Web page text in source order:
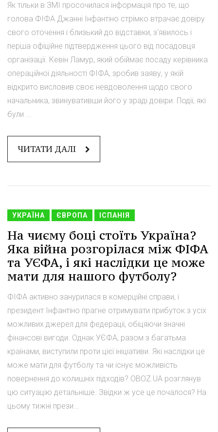
Як тільки в ЗМІ просочилася інформація про те, що
голова ФІФА Джанні Інфантіно стрімко втрачає довіру
свого оточення і близький до відставки, з'явилось і
перша офіційне підтвердження цього від посадовця
організації. Кевін Ламур, який обіймає посаду керівника
операційної діяльності ФІФА, зробив заяву, у якій
відкрито висловив своє невдоволення щодо свого
начальника, звинувативши його у зраді довіри. Події, які
були ...
ЧИТАТИ ДАЛІ
УКРАЇНА ЄВРОПА ІСПАНІЯ
На чиєму боці стоїть Україна?
Яка війна розгорілася між ФІФА
та УЄФА, і які наслідки це може
мати для нашого футболу?
ФІФА активно занурилася в комерційні справи, і
президент Інфантіно прагне отримувати прибуток з усіх
можливих джерел для федерації, обіцяючи значні
фінансові вигоди. Однак УЄФА, разом з багатьма
країнами, виступили проти цієї ініціативи. Які наслідки це
може мати для футболу та чи існує можливість
повернення до колишніх підходів? OBOZ.UA розглянув
цю ситуацію детальніше. Звідки ж усе це почалося? На
цьому тижні прези...